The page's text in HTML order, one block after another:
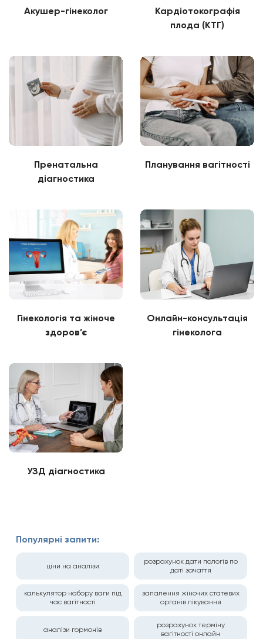
Акушер-гінеколог
Кардіотокографія
плода (КТГ)
Пренатальна
діагностика
Планування вагітності
Гінекологія та жіноче
здоров’є
Онлайн-консультація
гінеколога
УЗД діагностика
Популярні запити:
ціни на аналізи
розрахунок дати пологів по
даті зачаття
калькулятор набору ваги під
час вагітності
запалення жіночих статевих
органів лікування
аналізи гормонів
розрахунок терміну
вагітності онлайн